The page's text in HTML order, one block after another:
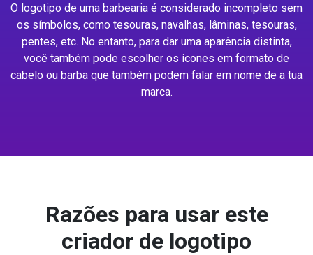
O logotipo de uma barbearia é considerado incompleto sem
os símbolos, como tesouras, navalhas, lâminas, tesouras,
pentes, etc. No entanto, para dar uma aparência distinta,
você também pode escolher os ícones em formato de
cabelo ou barba que também podem falar em nome de a tua
marca.
Razões para usar este
criador de logotipo